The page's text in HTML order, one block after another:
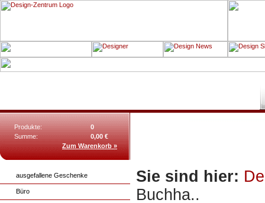
Produkte:
0
Summe:
0,00 €
Zum Warenkorb »
ausgefallene Geschenke
Büro
Sie sind hier:
Buchha..